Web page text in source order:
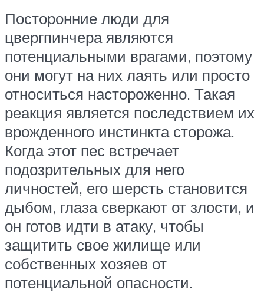
Посторонние люди для
цвергпинчера являются
потенциальными врагами, поэтому
они могут на них лаять или просто
относиться настороженно. Такая
реакция является последствием их
врожденного инстинкта сторожа.
Когда этот пес встречает
подозрительных для него
личностей, его шерсть становится
дыбом, глаза сверкают от злости, и
он готов идти в атаку, чтобы
защитить свое жилище или
собственных хозяев от
потенциальной опасности.